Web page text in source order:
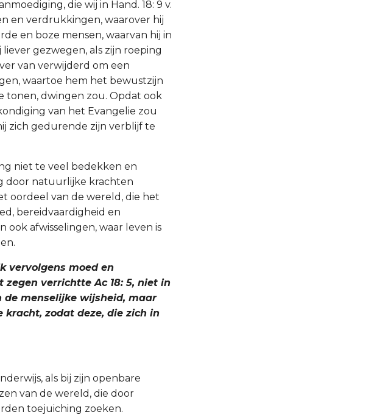
die wij in Hand. 18: 9 v.
en verdrukkingen, waarover hij
en boze mensen, waarvan hij in
gezwegen, als zijn roeping
van verwijderd om een
waartoe hem het bewustzijn
tonen, dwingen zou. Opdat ook
van het Evangelie zou
zich gedurende zijn verblijf te
niet te veel bedekken en
door natuurlijke krachten
oordeel van de wereld, die het
bereidvaardigheid en
ook afwisselingen, waar leven is
vervolgens moed en
verrichtte Ac 18: 5, niet in
menselijke wijsheid, maar
zodat deze, die zich in
als bij zijn openbare
van de wereld, die door
toejuiching zoeken.